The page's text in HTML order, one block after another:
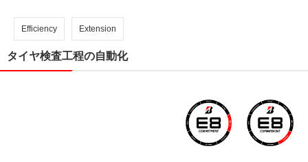
Efficiency Extension
タイヤ検査工程の自動化